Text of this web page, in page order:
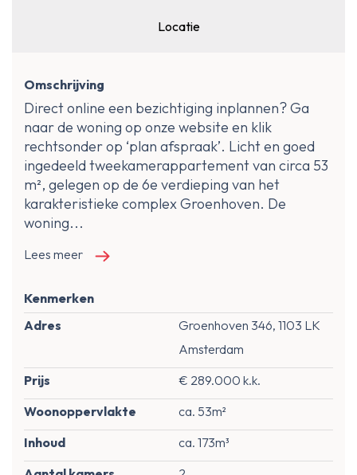
Locatie
Omschrijving
Direct online een bezichtiging inplannen? Ga
naar de woning op onze website en klik
rechtsonder op ‘plan afspraak’. Licht en goed
ingedeeld tweekamerappartement van circa 53
m², gelegen op de 6e verdieping van het
karakteristieke complex Groenhoven. De
woning...
Lees meer
Kenmerken
Adres
Groenhoven 346, 1103 LK
Amsterdam
Prijs
€ 289.000 k.k.
Woonoppervlakte
ca. 53m²
Inhoud
ca. 173m³